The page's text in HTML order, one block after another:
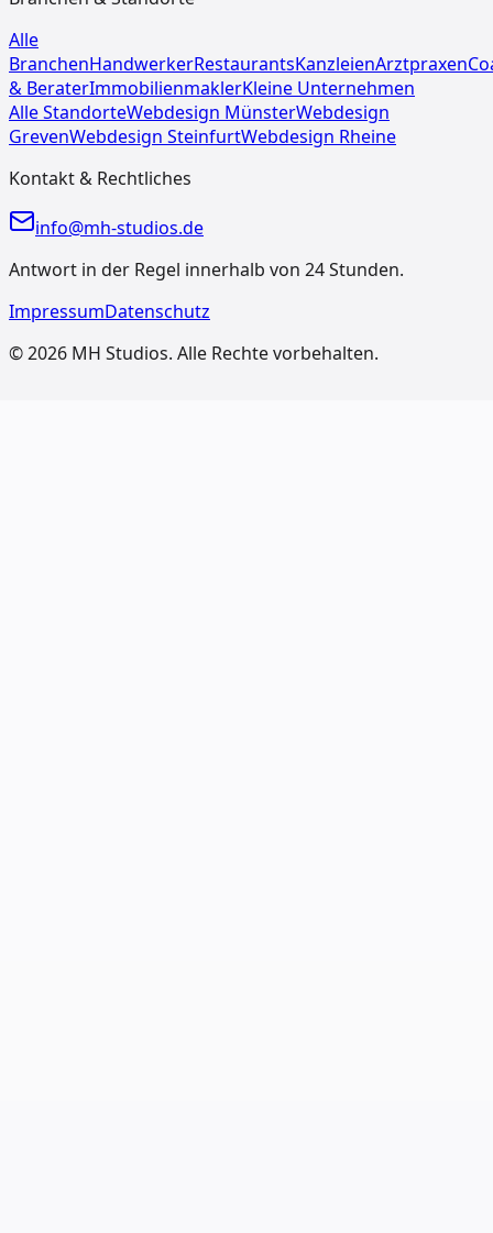
Alle
BranchenHandwerkerRestaurantsKanzleienArztpraxen
& BeraterImmobilienmaklerKleine Unternehmen
Alle StandorteWebdesign MünsterWebdesign
GrevenWebdesign SteinfurtWebdesign Rheine
Kontakt & Rechtliches
info@mh-studios.de
Antwort in der Regel innerhalb von 24 Stunden.
ImpressumDatenschutz
©2026 MH Studios. Alle Rechte vorbehalten.